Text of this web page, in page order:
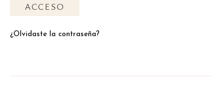
ACCESO
¿Olvidaste la contraseña?